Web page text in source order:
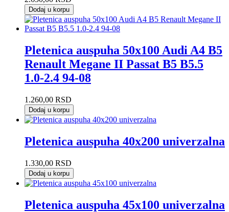
Dodaj u korpu
Pletenica auspuha 50x100 Audi A4 B5
Renault Megane II Passat B5 B5.5
1.0-2.4 94-08
1.260,00 RSD
Dodaj u korpu
Pletenica auspuha 40x200 univerzalna
1.330,00 RSD
Dodaj u korpu
Pletenica auspuha 45x100 univerzalna